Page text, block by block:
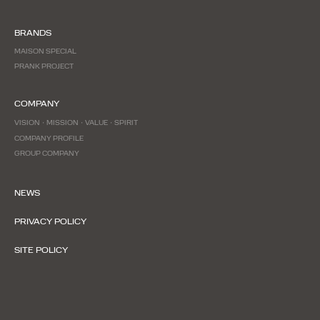
BRANDS
MAISON SPECIAL
PRANK PROJECT
COMPANY
VISION・MISSION・VALUE・SPIRIT
COMPANY PROFILE
GROUP COMPANY
NEWS
PRIVACY POLICY
SITE POLICY